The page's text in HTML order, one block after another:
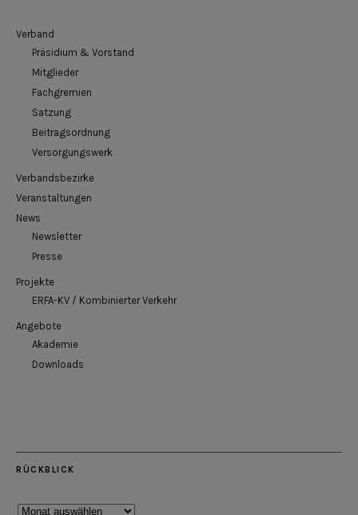
Verband
Präsidium & Vorstand
Mitglieder
Fachgremien
Satzung
Beitragsordnung
Versorgungswerk
Verbandsbezirke
Veranstaltungen
News
Newsletter
Presse
Projekte
ERFA-KV / Kombinierter Verkehr
Angebote
Akademie
Downloads
RÜCKBLICK
Rückblick